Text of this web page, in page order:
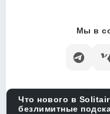
Мы в
Что нового в
безлимитные